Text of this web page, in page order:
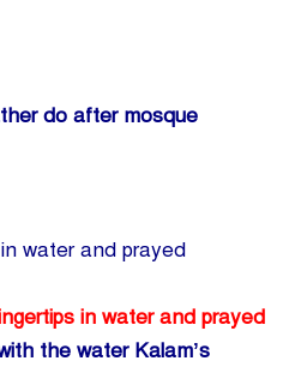
do after mosque
water and prayed
in water and prayed
the water Kalam’s